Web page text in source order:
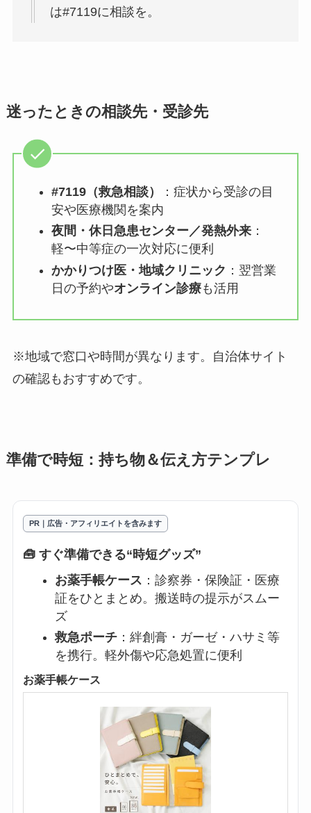
は#7119に相談を。
迷ったときの相談先・受診先
#7119（救急相談）
：症状から受診の目
安や医療機関を案内
夜間・休日急患センター／発熱外来：
軽〜中等症の一次対応に便利
かかりつけ医・地域クリニック ：翌営業
日の予約やオンライン診療も活用
※地域で窓口や時間が異なります。自治体サイト
の確認もおすすめです。
準備で時短：持ち物＆伝え方テンプレ
PR｜広告・アフィリエイトを含みます
🧰 すぐ準備できる“時短グッズ”
お薬手帳ケース ：診察券・保険証・医療
証をひとまとめ。搬送時の提示がスムー
ズ
救急ポーチ ：絆創膏・ガーゼ・ハサミ等
を携行。軽外傷や応急処置に便利
お薬手帳ケース